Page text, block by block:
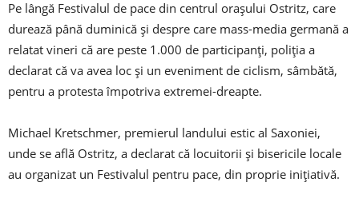
Pe lângă Festivalul de pace din centrul orașului Ostritz, care
durează până duminică și despre care mass-media germană a
relatat vineri că are peste 1.000 de participanți, poliția a
declarat că va avea loc și un eveniment de ciclism, sâmbătă,
pentru a protesta împotriva extremei-dreapte.
Michael Kretschmer, premierul landului estic al Saxoniei,
unde se află Ostritz, a declarat că locuitorii și bisericile locale
au organizat un Festivalul pentru pace, din proprie inițiativă.